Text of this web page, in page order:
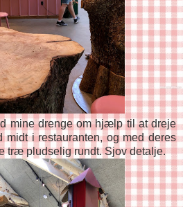
mine drenge om hjælp til at dreje
midt i restauranten, og med deres
træ pludselig rundt. Sjov detalje.